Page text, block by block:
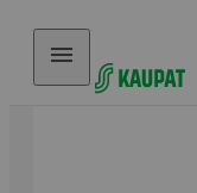
Hyppää sisältöön